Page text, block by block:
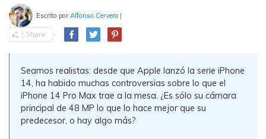
Tienda
Soporte
y restaura copias de seguridad de
WhatsApp y más apps sociales.
Respaldo y Restauración
Realiza y restaura copias de
seguridad de más de 18 tipos de
datos, incluyendo los datos de
WhatsApp.
Precios para Empresas
Descuentos Educativos
Preguntas Frecuentes
Más Soporte
Sobre Nosotros
Blog
Tendencias
Concursos y eventos
ENCUENTRA MÁS SOLUCIONES
Descargar
Escrito porAlfonso Cervera |
Seamos realistas: desde que Apple lanzó la serie iPhone
14, ha habido muchas controversias sobre lo que el
iPhone 14 Pro Max trae a la mesa. ¿Es sólo su cámara
principal de 48 MP lo que lo hace mejor que su
predecesor, o hay algo más?